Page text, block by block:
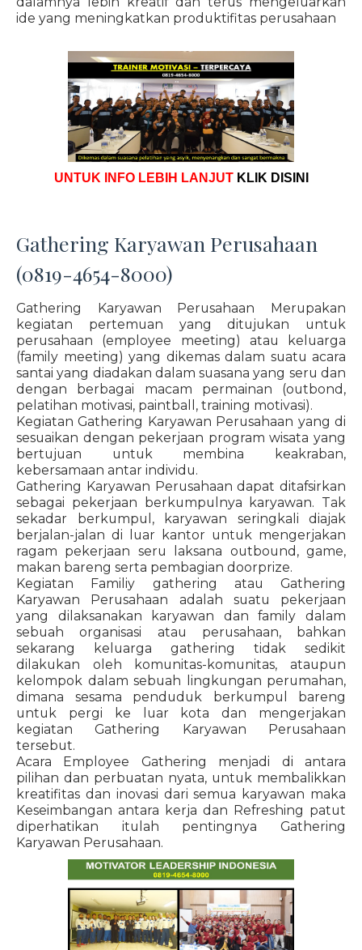
ide yang meningkatkan produktifitas perusahaan
UNTUK INFO LEBIH LANJUT KLIK DISINI
Gathering Karyawan Perusahaan
(0819-4654-8000)
Gathering Karyawan Perusahaan Merupakan
kegiatan pertemuan yang ditujukan untuk
perusahaan (employee meeting) atau keluarga
(family meeting) yang dikemas dalam suatu acara
santai yang diadakan dalam suasana yang seru dan
dengan berbagai macam permainan (outbond,
pelatihan motivasi, paintball, training motivasi).
Kegiatan Gathering Karyawan Perusahaan yang di
sesuaikan dengan pekerjaan program wisata yang
bertujuan untuk membina keakraban,
kebersamaan antar individu.
Gathering Karyawan Perusahaan dapat ditafsirkan
sebagai pekerjaan berkumpulnya karyawan. Tak
sekadar berkumpul, karyawan seringkali diajak
berjalan-jalan di luar kantor untuk mengerjakan
ragam pekerjaan seru laksana outbound, game,
makan bareng serta pembagian doorprize.
Kegiatan Familiy gathering atau Gathering
Karyawan Perusahaan adalah suatu pekerjaan
yang dilaksanakan karyawan dan family dalam
sebuah organisasi atau perusahaan, bahkan
sekarang keluarga gathering tidak sedikit
dilakukan oleh komunitas-komunitas, ataupun
kelompok dalam sebuah lingkungan perumahan,
dimana sesama penduduk berkumpul bareng
untuk pergi ke luar kota dan mengerjakan
kegiatan Gathering Karyawan Perusahaan
tersebut.
Acara Employee Gathering menjadi di antara
pilihan dan perbuatan nyata, untuk membalikkan
kreatifitas dan inovasi dari semua karyawan maka
Keseimbangan antara kerja dan Refreshing patut
diperhatikan itulah pentingnya Gathering
Karyawan Perusahaan.